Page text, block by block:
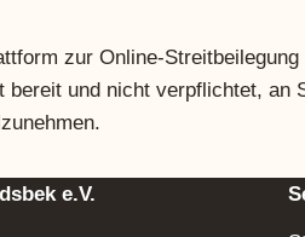
zur Online-Streitbeilegung
bereit und nicht verpflichtet, an
e.V.